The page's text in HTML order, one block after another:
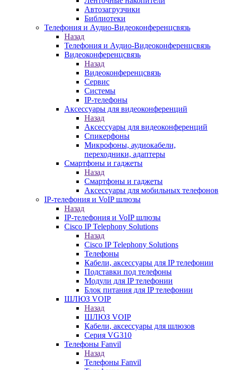
Автозагрузчики
Библиотеки
Телефония и Аудио-Видеоконференцсвязь
Назад
Телефония и Аудио-Видеоконференцсвязь
Видеоконференцсвязь
Назад
Видеоконференцсвязь
Сервис
Системы
IP-телефоны
Аксессуары для видеоконференций
Назад
Аксессуары для видеоконференций
Спикерфоны
Микрофоны, аудиокабели,
переходники, адаптеры
Смартфоны и гаджеты
Назад
Смартфоны и гаджеты
Аксессуары для мобильных телефонов
IP-телефония и VoIP шлюзы
Назад
IP-телефония и VoIP шлюзы
Cisco IP Telephony Solutions
Назад
Cisco IP Telephony Solutions
Телефоны
Кабели, аксессуары для IP телефонии
Подставки под телефоны
Модули для IP телефонии
Блок питания для IP телефонии
ШЛЮЗ VOIP
Назад
ШЛЮЗ VOIP
Кабели, аксессуары для шлюзов
Серия VG310
Телефоны Fanvil
Назад
Телефоны Fanvil